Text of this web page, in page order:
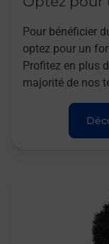
Pour bénéficier
optez pour un
Profitez en plus
majorité de nos